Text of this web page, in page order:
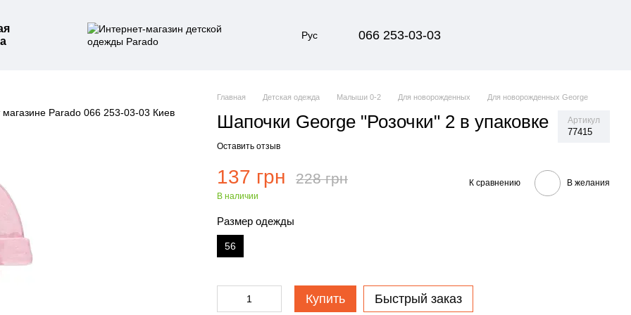
Рус 066 253-03-03
Главная Детская одежда Малыши 0-2 Для новорожденных Для новорожденных George
Шапочки George "Розочки" 2 в упаковке Артикул
77415
Оставить отзыв
137 грн 228 грн
В наличии
К сравнению В желания
Размер одежды
56
Купить Быстрый заказ